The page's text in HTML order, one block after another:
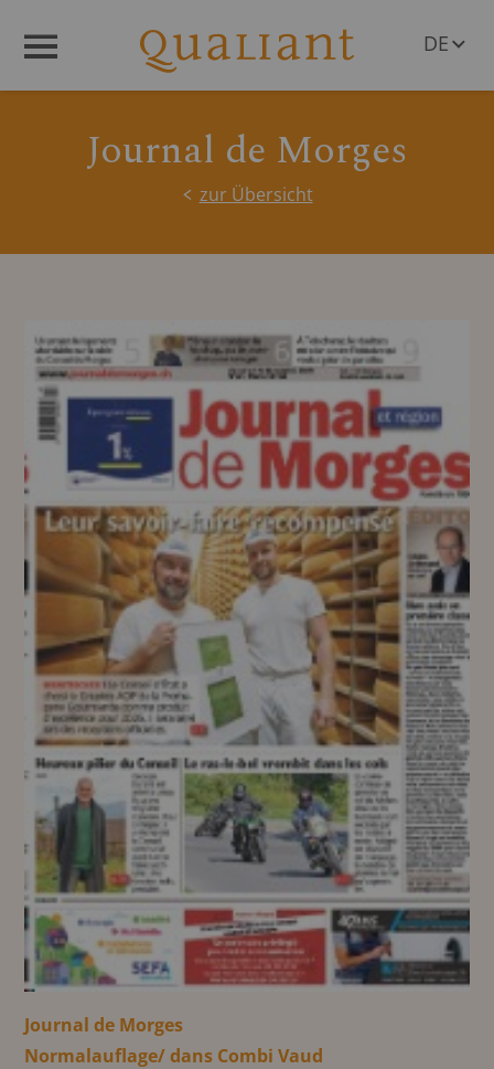
DE
Journal de Morges
zur Übersicht
Journal de Morges
Normalauflage/ dans Combi Vaud